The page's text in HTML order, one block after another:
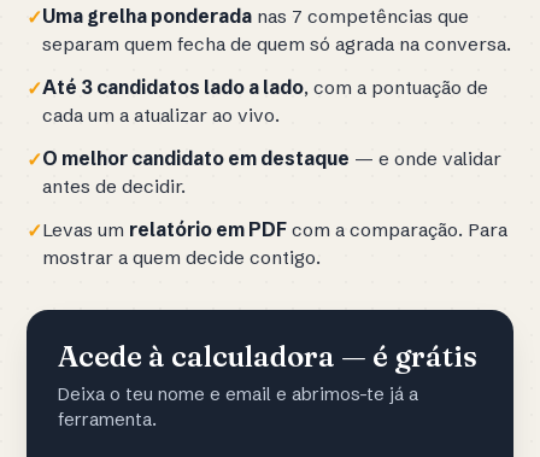
✓Uma grelha ponderada nas 7 competências que
separam quem fecha de quem só agrada na conversa.
✓Até 3 candidatos lado a lado, com a pontuação de
cada um a atualizar ao vivo.
✓O melhor candidato em destaque — e onde validar
antes de decidir.
✓Levas um relatório em PDF com a comparação. Para
mostrar a quem decide contigo.
Acede à calculadora — é grátis
Deixa o teu nome e email e abrimos-te já a
ferramenta.